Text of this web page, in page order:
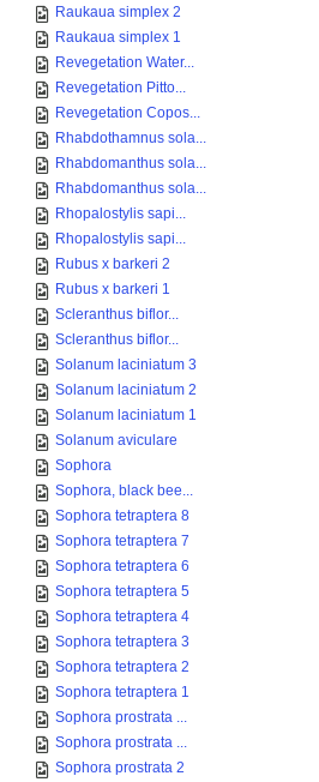
Raukaua simplex 2
Raukaua simplex 1
Revegetation Water...
Revegetation Pitto...
Revegetation Copos...
Rhabdothamnus sola...
Rhabdomanthus sola...
Rhabdomanthus sola...
Rhopalostylis sapi...
Rhopalostylis sapi...
Rubus x barkeri 2
Rubus x barkeri 1
Scleranthus biflor...
Scleranthus biflor...
Solanum laciniatum 3
Solanum laciniatum 2
Solanum laciniatum 1
Solanum aviculare
Sophora
Sophora, black bee...
Sophora tetraptera 8
Sophora tetraptera 7
Sophora tetraptera 6
Sophora tetraptera 5
Sophora tetraptera 4
Sophora tetraptera 3
Sophora tetraptera 2
Sophora tetraptera 1
Sophora prostrata ...
Sophora prostrata ...
Sophora prostrata 2